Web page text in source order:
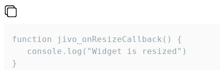
function jivo_onResizeCallback() {
   console.log("Widget is resized")
}